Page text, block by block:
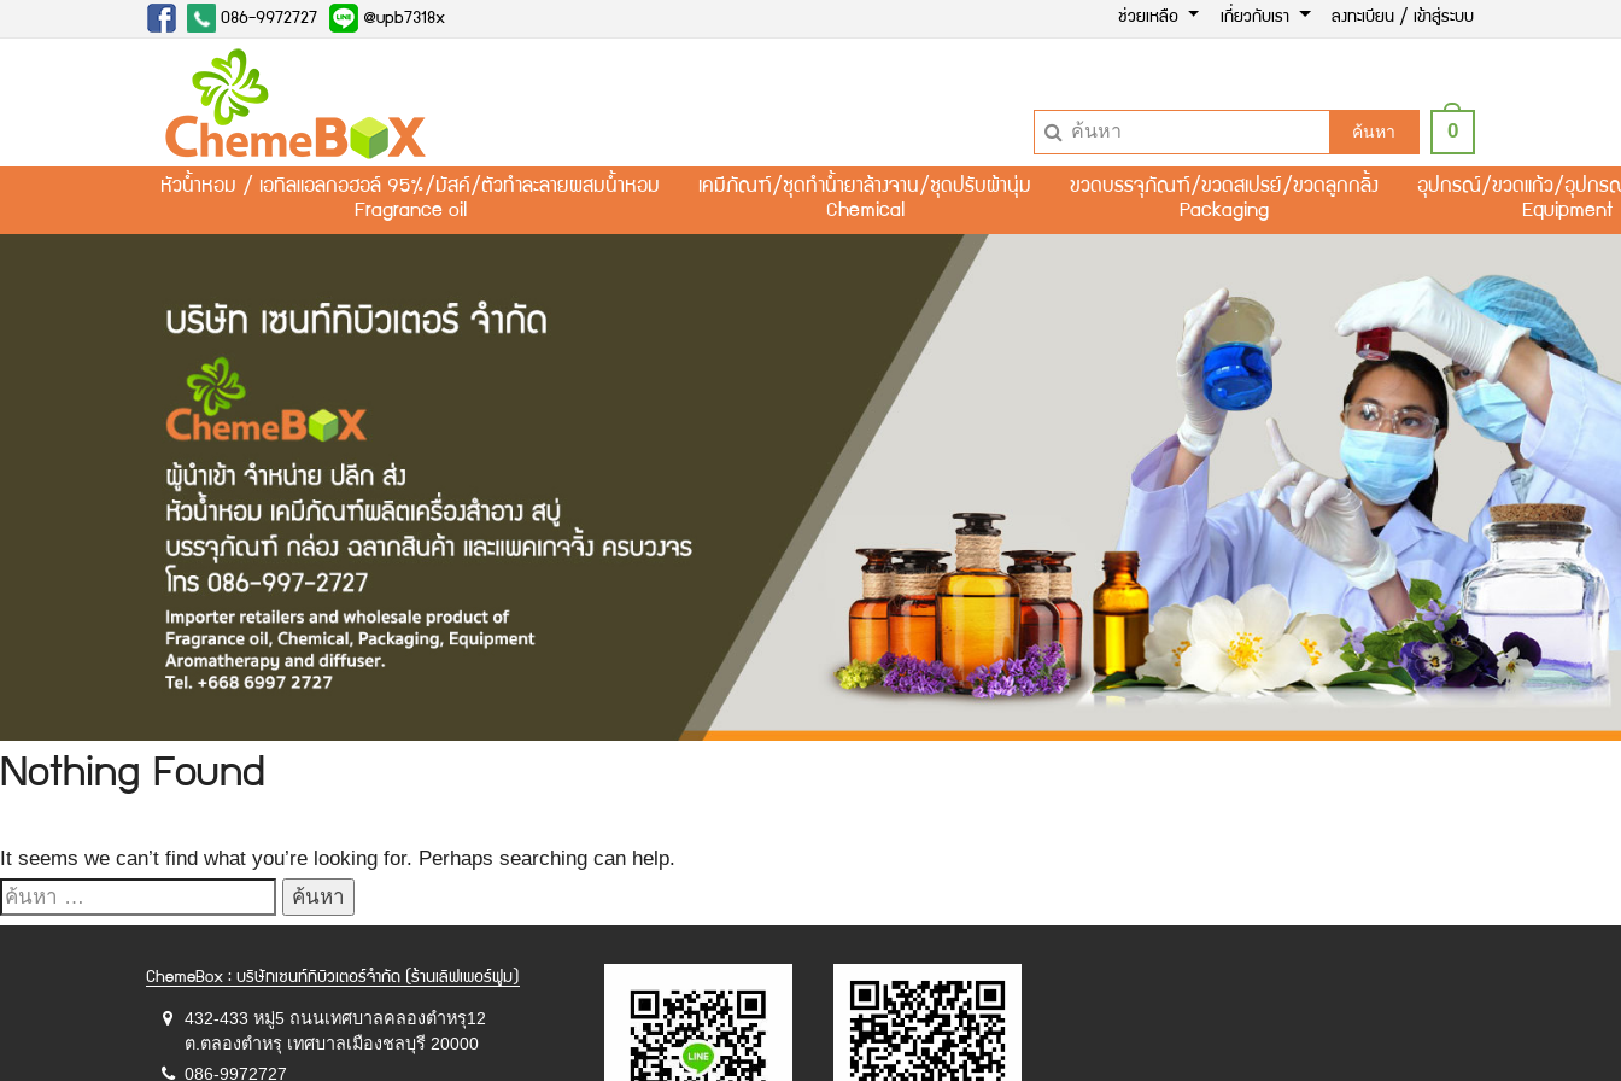
086-9972727 @upb7318x ช่วยเหลือ เกี่ยวกับเรา ลงทะเบียน / เข้าสู่ระบบ
ค้นหา 0
หัวน้ำหอม / เอทิลแอลกอฮอล์ 95%/มัสค์/ตัวทำละลายผสมน้ำหอม
Fragrance oil
เคมีภัณฑ์/ชุดทำน้ำยาล้างจาน/ชุดปรับผ้านุ่ม
Chemical
ขวดบรรจุภัณฑ์/ขวดสเปรย์/ขวดลูกกลิ้ง
Packaging
อุปกรณ์/ขวดแก้ว/อุปกร
Equipment
Nothing Found
It seems we can’t find what you’re looking for. Perhaps searching can help.
ค้นหา
สำหรับ:
ChemeBox : บริษัทเซนท์ทิบิวเตอร์จำกัด (ร้านเลิฟเพอร์ฟูม)
432-433 หมู่5 ถนนเทศบาลคลองตำหรุ12
ต.ตลองตำหรุ เทศบาลเมืองชลบุรี 20000
086-9972727